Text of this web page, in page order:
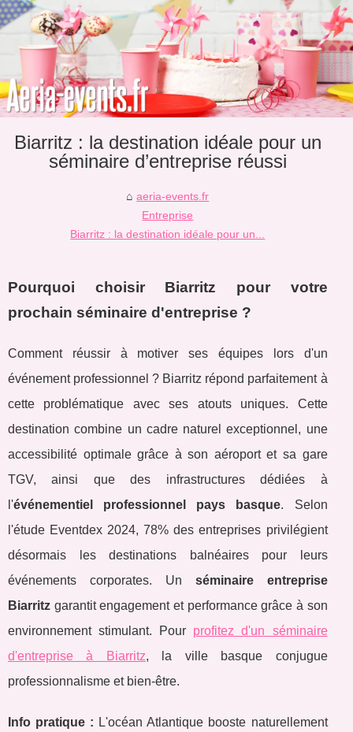
Biarritz : la destination idéale pour un
séminaire d’entreprise réussi
aeria-events.fr
Entreprise
Biarritz : la destination idéale pour un...
Pourquoi choisir Biarritz pour votre
prochain séminaire d'entreprise ?
Comment réussir à motiver ses équipes lors d'un
événement professionnel ? Biarritz répond parfaitement à
cette problématique avec ses atouts uniques. Cette
destination combine un cadre naturel exceptionnel, une
accessibilité optimale grâce à son aéroport et sa gare
TGV, ainsi que des infrastructures dédiées à
l'événementiel professionnel pays basque. Selon
l'étude Eventdex 2024, 78% des entreprises privilégient
désormais les destinations balnéaires pour leurs
événements corporates. Un séminaire entreprise
Biarritz garantit engagement et performance grâce à son
environnement stimulant. Pour profitez d'un séminaire
d'entreprise à Biarritz, la ville basque conjugue
professionnalisme et bien-être.
Info pratique : L'océan Atlantique booste naturellement